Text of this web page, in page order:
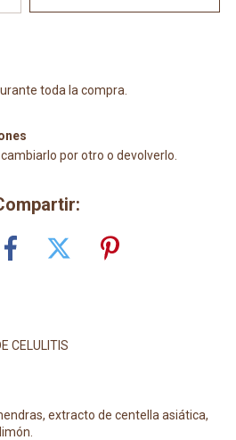
toda la compra.
por otro o devolverlo.
CELULITIS
extracto de centella asiática,